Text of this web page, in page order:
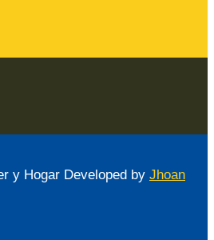
y Hogar Developed by Jhoan